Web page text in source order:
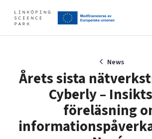
Find your network
Develop your company
News
Årets sista
Cyberly –
föreläsning